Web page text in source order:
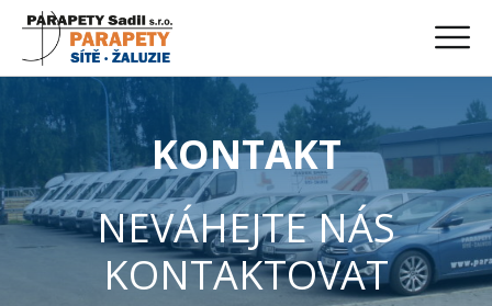
KONTAKT
NEVÁHEJTE NÁS
KONTAKTOVAT